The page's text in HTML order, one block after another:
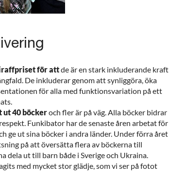
för attde är en stark inkluderande kraft
De inkluderar genom att synliggöra, öka
för alla med funktionsvariation på ett
ut 40 böckeroch fler är på väg. Alla böcker bidrar
Funkibator har de senaste åren arbetat för
ge ut sina böcker i andra länder. Under förra året
på att översätta flera av böckerna till
dela ut till barn både i Sverige och Ukraina.
med mycket stor glädje, som vi ser på fotot